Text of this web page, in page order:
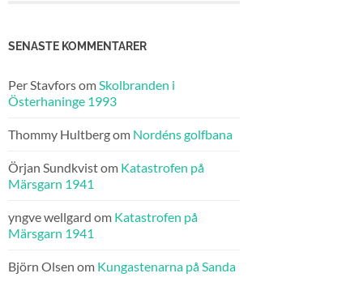
SENASTE KOMMENTARER
Per Stavforsom Skolbranden i
Österhaninge 1993
Thommy Hultbergom Nordéns golfbana
Örjan Sundkvistom Katastrofen på
Märsgarn 1941
yngve wellgard om Katastrofen på
Märsgarn 1941
Björn Olsen om Kungastenarna på Sanda